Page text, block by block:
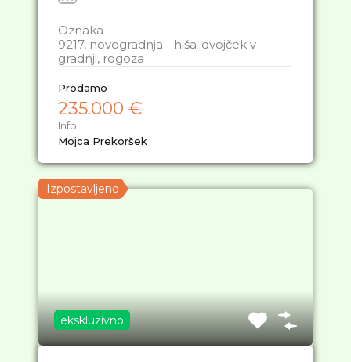
Oznaka
9217, novogradnja - hiša-dvojček v
gradnji, rogoza
Prodamo
235.000 €
Info
Mojca Prekoršek
Izpostavljeno
ekskluzivno